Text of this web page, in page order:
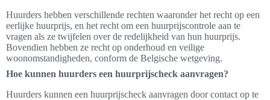
Huurders hebben verschillende rechten waaronder het recht op een
eerlijke huurprijs, en het recht om een huurprijscontrole aan te
vragen als ze twijfelen over de redelijkheid van hun huurprijs.
Bovendien hebben ze recht op onderhoud en veilige
woonomstandigheden, conform de Belgische wetgeving.
Hoe kunnen huurders een huurprijscheck aanvragen?
Huurders kunnen een huurprijscheck aanvragen door contact op te